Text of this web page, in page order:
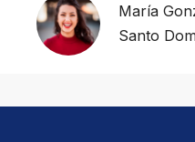
María
Santo